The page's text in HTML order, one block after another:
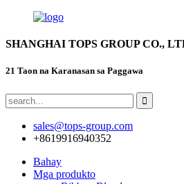
SHANGHAI TOPS GROUP CO.,
21 Taon na Karanasan sa Paggawa
sales@tops-group.com
+8619916940352
Bahay
Mga produkto